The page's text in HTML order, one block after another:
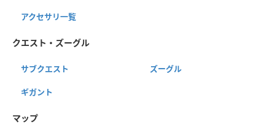
アクセサリ一覧
クエスト・ズーグル
サブクエスト ズーグル
ギガント
マップ